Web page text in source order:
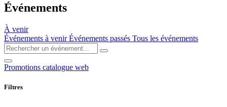
Événements
À venir
Événements à venirÉvénements passés Tous les événements
Promotions catalogue web
Filtres